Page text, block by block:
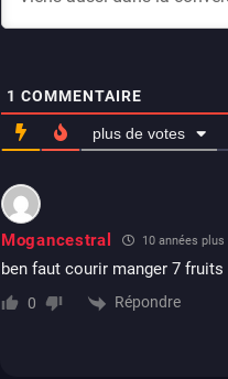
1 COMMENTAIRE
plus de votes
Mogancestral 10 années
ben faut courir manger 7 fruits
0 Répondre